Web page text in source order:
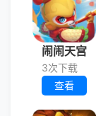
闹闹天宫
3次下载
查看